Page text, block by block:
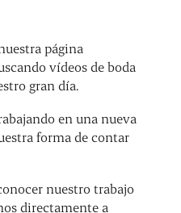
página
vídeos de boda
gran día.
en una nueva
forma de contar
nuestro trabajo
directamente a